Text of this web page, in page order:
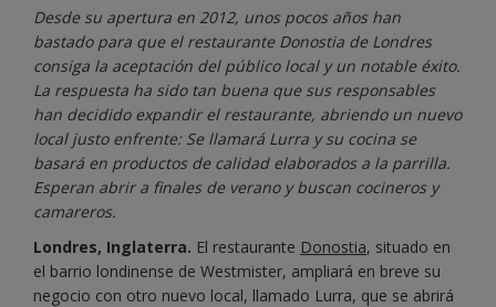
Desde su apertura en 2012, unos pocos años han
bastado para que el restaurante Donostia de Londres
consiga la aceptación del público local y un notable éxito.
La respuesta ha sido tan buena que sus responsables
han decidido expandir el restaurante, abriendo un nuevo
local justo enfrente: Se llamará Lurra y su cocina se
basará en productos de calidad elaborados a la parrilla.
Esperan abrir a finales de verano y buscan cocineros y
camareros.
Londres, Inglaterra. El restaurante Donostia, situado en
el barrio londinense de Westmister, ampliará en breve su
negocio con otro nuevo local, llamado Lurra, que se abrirá